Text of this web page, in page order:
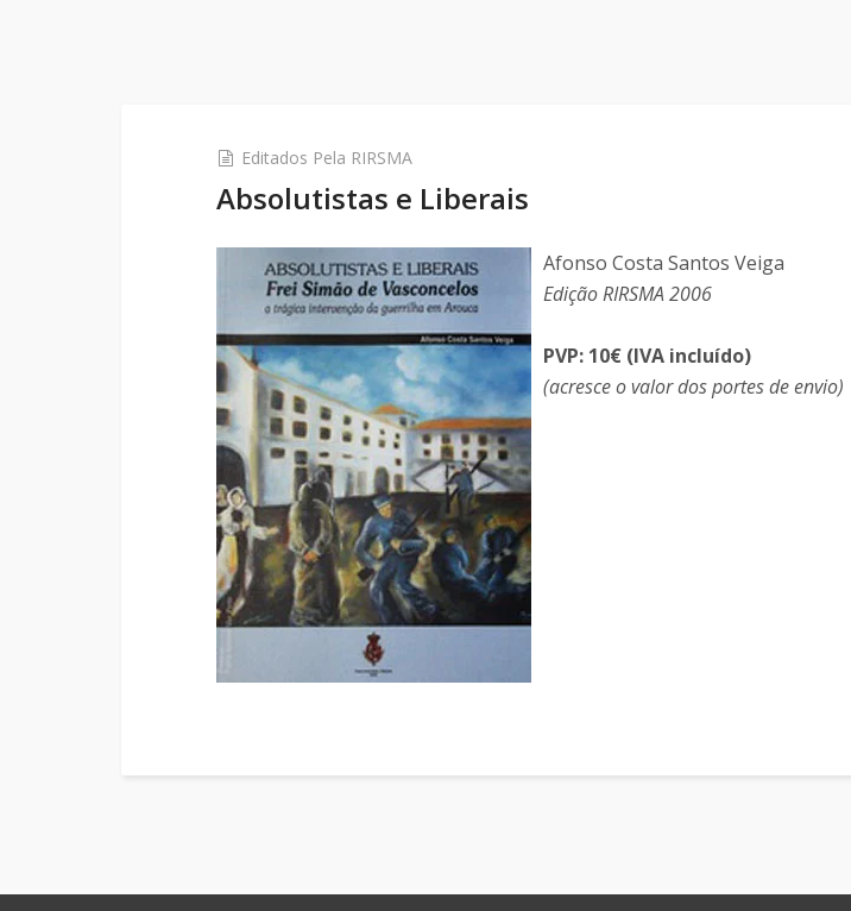
Editados Pela RIRSMA
Absolutistas e Liberais
Afonso Costa Santos Veiga
Edição RIRSMA 2006
PVP: 10€ (IVA incluído)
(acresce o valor dos portes de envio)